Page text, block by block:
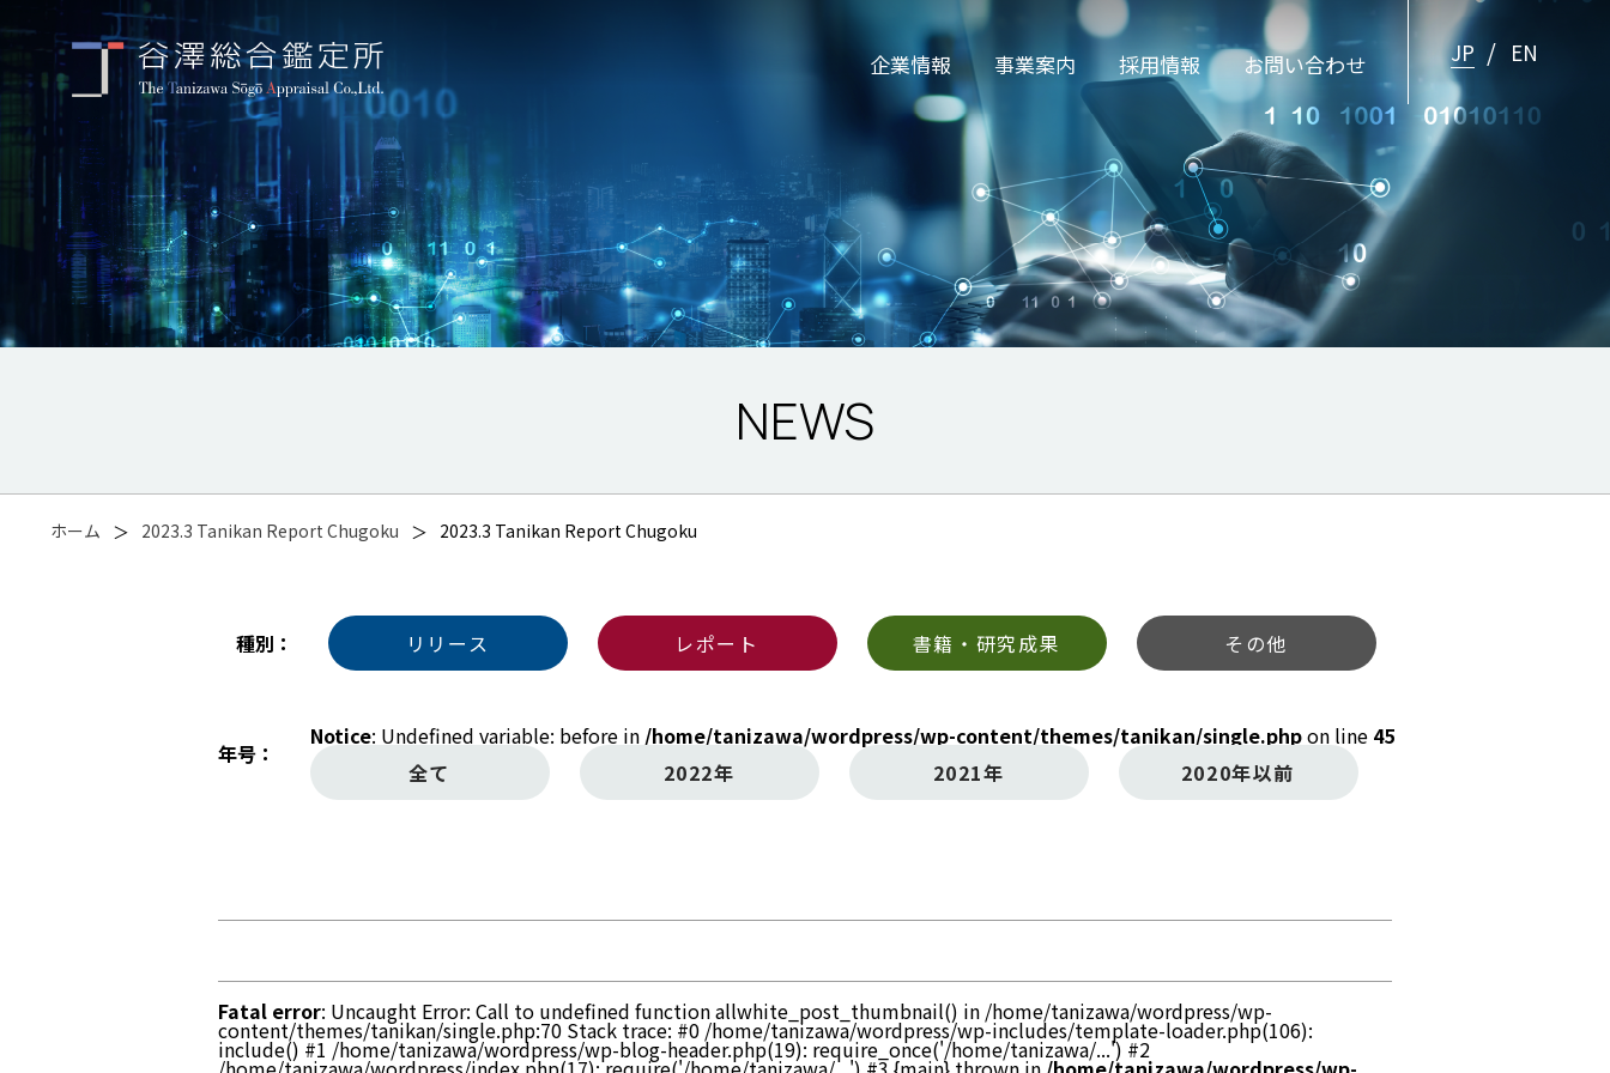
企業情報 事業案内 採用情報 お問い合わせ JP EN
NEWS
ホーム ＞ 2023.3 Tanikan Report Chugoku ＞ 2023.3 Tanikan Report Chugoku
種別 リリース レポート 書籍・研究成果 その他
年号
Notice: Undefined variable: before in /home/tanizawa/wordpress/wp-content/themes/tanikan/single.phpon line 45
全て
2022年 2021年 2020年以前
Fatal error: Uncaught Error: Call to undefined function allwhite_post_thumbnail() in /home/tanizawa/wordpress/wp-
content/themes/tanikan/single.php:70 Stack trace: #0 /home/tanizawa/wordpress/wp-includes/template-loader.php(106):
include() #1 /home/tanizawa/wordpress/wp-blog-header.php(19): require_once('/home/tanizawa/...') #2